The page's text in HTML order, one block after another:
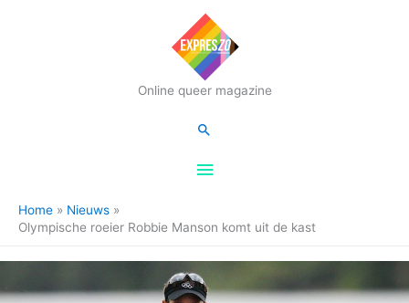
Online queer magazine
Hoofdmenu
Zoeken
Home
Nieuws
Olympische roeier Robbie Manson komt uit de kast